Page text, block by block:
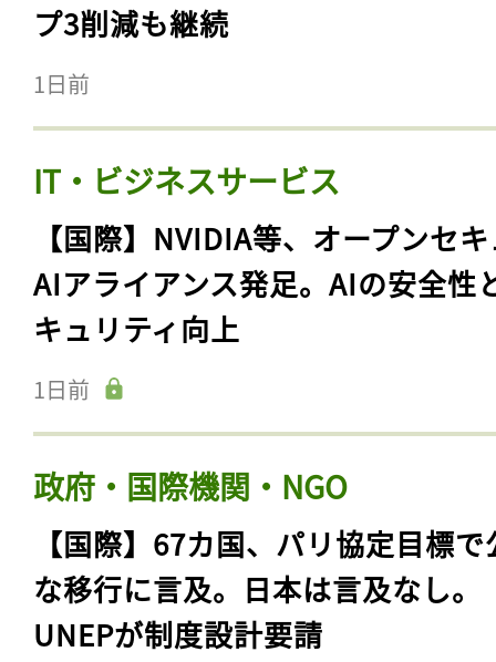
プ3削減も継続
1日前
IT・ビジネスサービス
【国際】NVIDIA等、オープンセ
AIアライアンス発足。AIの安全性
キュリティ向上
1日前
政府・国際機関・NGO
【国際】67カ国、パリ協定目標で
な移行に言及。日本は言及なし。
UNEPが制度設計要請